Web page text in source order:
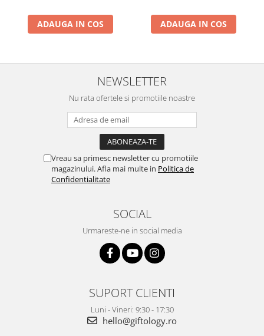
ADAUGA IN COS ADAUGA IN COS
NEWSLETTER
Nu rata ofertele si promotiile noastre
Vreau sa primesc newsletter cu promotiile
magazinului. Afla mai multe in Politica de
Confidentialitate
SOCIAL
Urmareste-ne in social media
SUPORT CLIENTI
Luni - Vineri: 9:30 - 17:30
hello@giftology.ro